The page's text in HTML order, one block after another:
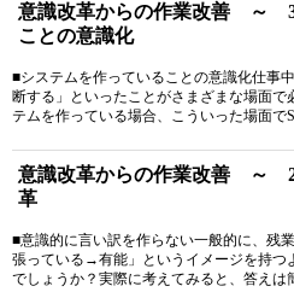
意識改革からの作業改善 ～ 3
ことの意識化
■システムを作っていることの意識化仕事
断する」といったことがさまざまな場面
テムを作っている場合、こういった場面で
意識改革からの作業改善 ～ 2
革
■意識的に言い訳を作らない一般的に、残
張っている→有能」というイメージを持つ
でしょうか？実際に考えてみると、答えは